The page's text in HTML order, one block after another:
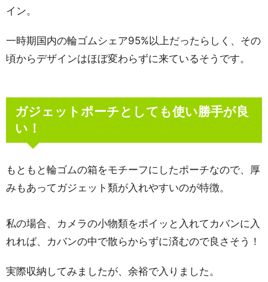
イン。
一時期国内の輪ゴムシェア95%以上だったらしく、その
頃からデザインはほぼ変わらずに来ているそうです。
ガジェットポーチとしても使い勝手が良
い！
もともと輪ゴムの箱をモチーフにしたポーチなので、厚
みもあってガジェット類が入れやすいのが特徴。
私の場合、カメラの小物類をポイッと入れてカバンに入
れれば、カバンの中で散らからずに済むので良さそう！
実際収納してみましたが、余裕で入りました。